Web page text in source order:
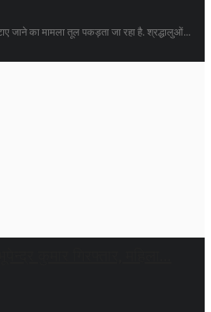
जाने का मामला तूल पकड़ता जा रहा है. श्रद्धालुओं...